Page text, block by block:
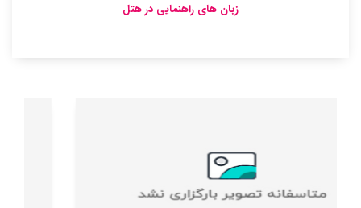
زبان های راهنمایی در هتل